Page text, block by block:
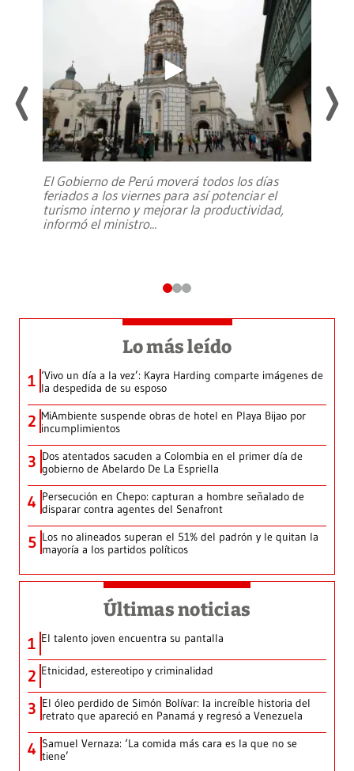
El Gobierno de Perú moverá todos los días
feriados a los viernes para así potenciar el
turismo interno y mejorar la productividad,
informó el ministro...
Lo más leído
1 ‘Vivo un día a la vez’: Kayra Harding comparte imágenes de
la despedida de su esposo
2 MiAmbiente suspende obras de hotel en Playa Bijao por
incumplimientos
3 Dos atentados sacuden a Colombia en el primer día de
gobierno de Abelardo De La Espriella
4 Persecución en Chepo: capturan a hombre señalado de
disparar contra agentes del Senafront
5 Los no alineados superan el 51% del padrón y le quitan la
mayoría a los partidos políticos
Últimas noticias
1 El talento joven encuentra su pantalla​
2 Etnicidad, estereotipo y criminalidad
3 El óleo perdido de Simón Bolívar: la increíble historia del
retrato que apareció en Panamá y regresó a Venezuela
4 Samuel Vernaza: ‘La comida más cara es la que no se
tiene’